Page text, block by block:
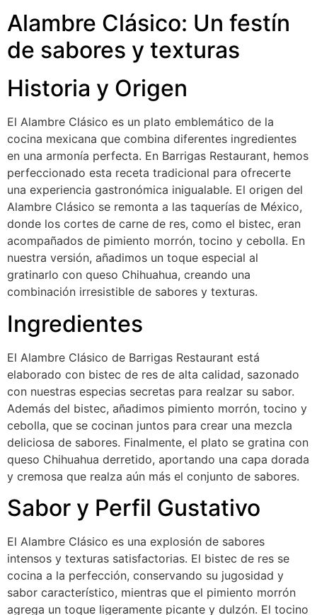
Alambre Clásico: Un festín
de sabores y texturas
Historia y Origen
El Alambre Clásico es un plato emblemático de la
cocina mexicana que combina diferentes ingredientes
en una armonía perfecta. En Barrigas Restaurant, hemos
perfeccionado esta receta tradicional para ofrecerte
una experiencia gastronómica inigualable. El origen del
Alambre Clásico se remonta a las taquerías de México,
donde los cortes de carne de res, como el bistec, eran
acompañados de pimiento morrón, tocino y cebolla. En
nuestra versión, añadimos un toque especial al
gratinarlo con queso Chihuahua, creando una
combinación irresistible de sabores y texturas.
Ingredientes
El Alambre Clásico de Barrigas Restaurant está
elaborado con bistec de res de alta calidad, sazonado
con nuestras especias secretas para realzar su sabor.
Además del bistec, añadimos pimiento morrón, tocino y
cebolla, que se cocinan juntos para crear una mezcla
deliciosa de sabores. Finalmente, el plato se gratina con
queso Chihuahua derretido, aportando una capa dorada
y cremosa que realza aún más el conjunto de sabores.
Sabor y Perfil Gustativo
El Alambre Clásico es una explosión de sabores
intensos y texturas satisfactorias. El bistec de res se
cocina a la perfección, conservando su jugosidad y
sabor característico, mientras que el pimiento morrón
agrega un toque ligeramente picante y dulzón. El tocino